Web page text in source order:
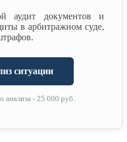
аудит документов и
в арбитражном суде,
ситуации
анализа - 25 000 руб.